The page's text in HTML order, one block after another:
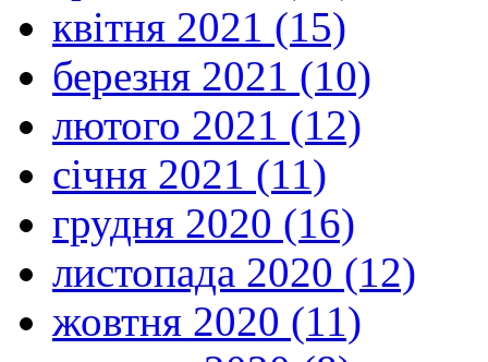
квітня 2021 (15)
березня 2021 (10)
лютого 2021 (12)
січня 2021 (11)
грудня 2020 (16)
листопада 2020 (12)
жовтня 2020 (11)